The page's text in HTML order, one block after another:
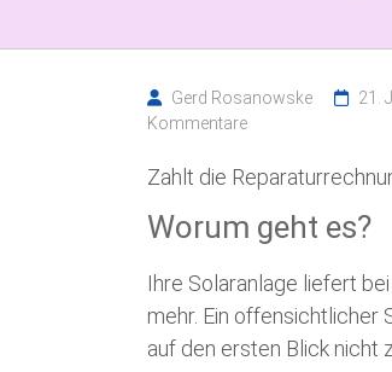
Gerd Rosanowske 21.
Kommentare
Zahlt die
Worum geht es?
Ihre Solaranlage liefert
mehr. Ein offensichtlicher
auf den ersten Blick nicht